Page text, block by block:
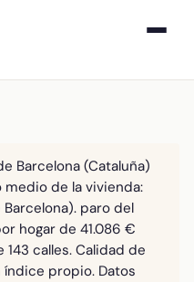
Barcelona (Cataluña)
de la vivienda:
paro del
hogar de 41.086 €
143 calles. Calidad de
propio. Datos